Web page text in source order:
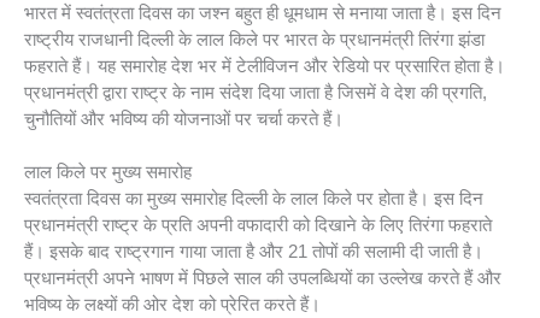
भारत में स्वतंत्रता दिवस का जश्न बहुत ही धूमधाम से मनाया जाता है। इस दिन
राष्ट्रीय राजधानी दिल्ली के लाल किले पर भारत के प्रधानमंत्री तिरंगा झंडा
फहराते हैं। यह समारोह देश भर में टेलीविजन और रेडियो पर प्रसारित होता है।
प्रधानमंत्री द्वारा राष्ट्र के नाम संदेश दिया जाता है जिसमें वे देश की प्रगति,
चुनौतियों और भविष्य की योजनाओं पर चर्चा करते हैं।
लाल किले पर मुख्य समारोह
स्वतंत्रता दिवस का मुख्य समारोह दिल्ली के लाल किले पर होता है। इस दिन
प्रधानमंत्री राष्ट्र के प्रति अपनी वफादारी को दिखाने के लिए तिरंगा फहराते
हैं। इसके बाद राष्ट्रगान गाया जाता है और 21 तोपों की सलामी दी जाती है।
प्रधानमंत्री अपने भाषण में पिछले साल की उपलब्धियों का उल्लेख करते हैं और
भविष्य के लक्ष्यों की ओर देश को प्रेरित करते हैं।